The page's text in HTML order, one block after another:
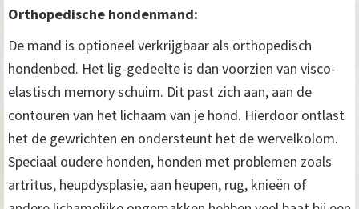
Orthopedische hondenmand:
De mand is optioneel verkrijgbaar als orthopedisch
hondenbed. Het lig-gedeelte is dan voorzien van visco-
elastisch memory schuim. Dit past zich aan, aan de
contouren van het lichaam van je hond. Hierdoor ontlast
het de gewrichten en ondersteunt het de wervelkolom.
Speciaal oudere honden, honden met problemen zoals
artritus, heupdysplasie, aan heupen, rug, knieën of